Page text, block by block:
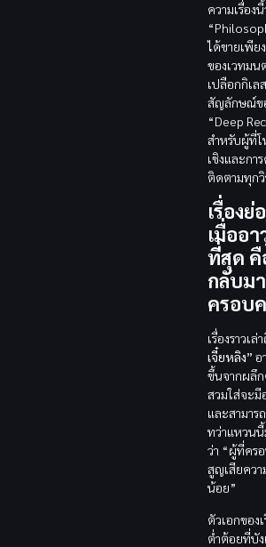
ความเรื่อง
ได้ขายเพีย
ของเวทมน
เปลือกกิเ
สัญลักษณ์ข
“Deep
สำหรับผู้ที่โ
เชิงและกา
ติดตามทุก
เรื่อง
เมื่ออ
ที่สุด คื
กลับม
ครอบ
เรื่องราวเ
เจี๋ยหลิง” อ
ขึ้นจากผลึก
สวมใส่จะมี
และสามาร
ทว่าแหวน
ว่า “ผู้ที่คร
สูญเสียคว
น้อย”
ตัวเอกของ
ต่ำต้อยที่บั